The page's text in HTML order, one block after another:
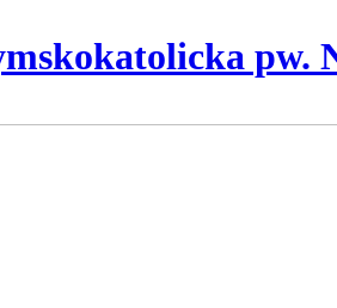
pw.